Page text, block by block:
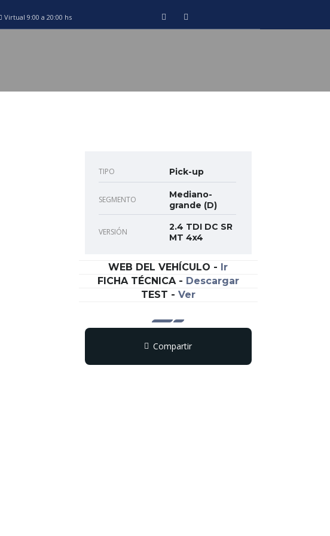
Virtual 9:00 a 20:00 hs
TIPO Pick-up
SEGMENTO
Mediano-
grande (D)
VERSIÓN
2.4 TDI DC SR
MT 4x4
WEB DEL VEHÍCULO - Ir
FICHA TÉCNICA- Descargar
TEST - Ver
Compartir
CopyWhatsApp
Messenger
EmailPrint